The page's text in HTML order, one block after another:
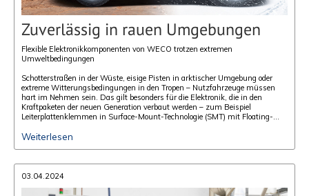
Zuverlässig in rauen Umgebungen
Flexible Elektronikkomponenten von WECO trotzen extremen
Umweltbedingungen
Schotterstraßen in der Wüste, eisige Pisten in arktischer Umgebung oder
extreme Witterungsbedingungen in den Tropen – Nutzfahrzeuge müssen
hart im Nehmen sein. Das gilt besonders für die Elektronik, die in den
Kraftpaketen der neuen Generation verbaut werden – zum Beispiel
Leiterplattenklemmen in Surface-Mount-Technologie (SMT) mit Floating-
Weiterlesen
03.04.2024